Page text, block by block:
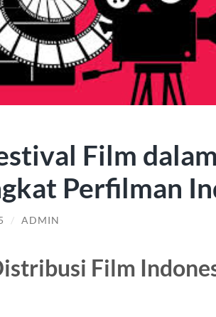
Film dalam
Perfilman
/ ADMIN
Film